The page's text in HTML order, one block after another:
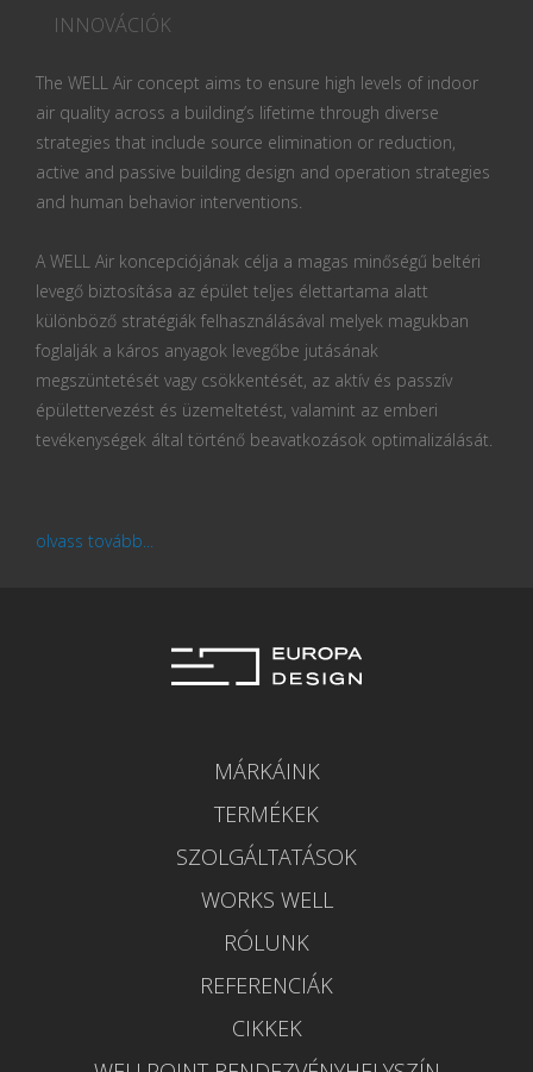
INNOVÁCIÓK
The WELL Air concept aims to ensure high levels of indoor
air quality across a building’s lifetime through diverse
strategies that include source elimination or reduction,
active and passive building design and operation strategies
and human behavior interventions.
A WELL Air koncepciójának célja a magas minőségű beltéri
levegő biztosítása az épület teljes élettartama alatt
különböző stratégiák felhasználásával melyek magukban
foglalják a káros anyagok levegőbe jutásának
megszüntetését vagy csökkentését, az aktív és passzív
épülettervezést és üzemeltetést, valamint az emberi
tevékenységek által történő beavatkozások optimalizálását.
olvass tovább...
MÁRKÁINK
TERMÉKEK
SZOLGÁLTATÁSOK
WORKS WELL
RÓLUNK
REFERENCIÁK
CIKKEK